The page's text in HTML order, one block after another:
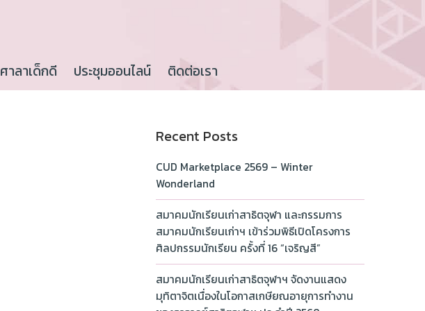
ศาลาเด็กดี ประชุมออนไลน์ ติดต่อเรา
Recent Posts
CUD Marketplace 2569 – Winter
Wonderland
สมาคมนักเรียนเก่าสาธิตจุฬา และกรรมการ
สมาคมนักเรียนเก่าฯ เข้าร่วมพิธีเปิดโครงการ
ศิลปกรรมนักเรียน ครั้งที่ 16 “เจริญสี”
สมาคมนักเรียนเก่าสาธิตจุฬาฯ จัดงานแสดง
มุทิตาจิตเนื่องในโอกาสเกษียณอายุการทำงาน